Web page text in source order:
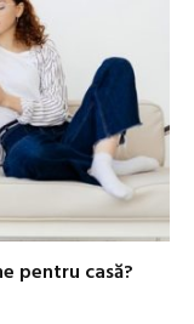
pentru casă?